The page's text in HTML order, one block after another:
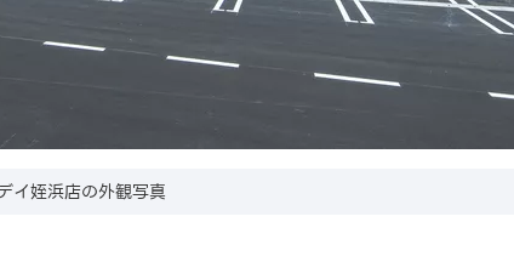
イ姪浜店の外観写真